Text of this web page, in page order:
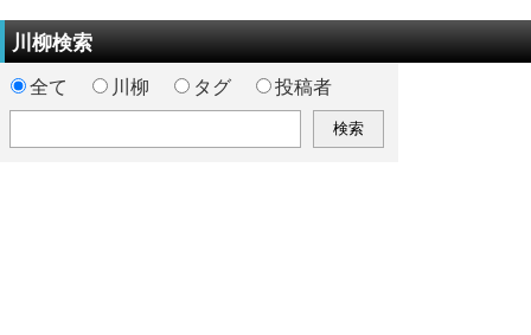
川柳検索
全て 川柳 タグ 投稿者